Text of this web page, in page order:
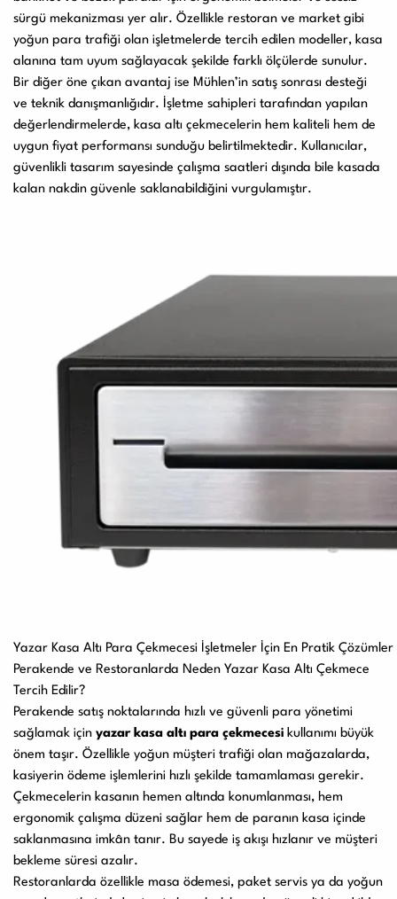
sürgü mekanizması yer alır. Özellikle restoran ve market gibi
yoğun para trafiği olan işletmelerde tercih edilen modeller, kasa
alanına tam uyum sağlayacak şekilde farklı ölçülerde sunulur.
Bir diğer öne çıkan avantaj ise Mühlen’in satış sonrası desteği
ve teknik danışmanlığıdır. İşletme sahipleri tarafından yapılan
değerlendirmelerde, kasa altı çekmecelerin hem kaliteli hem de
uygun fiyat performansı sunduğu belirtilmektedir. Kullanıcılar,
güvenlikli tasarım sayesinde çalışma saatleri dışında bile kasada
kalan nakdin güvenle saklanabildiğini vurgulamıştır.
Yazar Kasa Altı Para Çekmecesi İşletmeler İçin En Pratik Çözümler
Perakende ve Restoranlarda Neden Yazar Kasa Altı Çekmece
Tercih Edilir?
Perakende satış noktalarında hızlı ve güvenli para yönetimi
sağlamak için yazar kasa altı para çekmecesi kullanımı büyük
önem taşır. Özellikle yoğun müşteri trafiği olan mağazalarda,
kasiyerin ödeme işlemlerini hızlı şekilde tamamlaması gerekir.
Çekmecelerin kasanın hemen altında konumlanması, hem
ergonomik çalışma düzeni sağlar hem de paranın kasa içinde
saklanmasına imkân tanır. Bu sayede iş akışı hızlanır ve müşteri
bekleme süresi azalır.
Restoranlarda özellikle masa ödemesi, paket servis ya da yoğun